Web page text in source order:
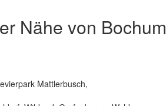
Nähe von Bochum
Mattlerbusch,